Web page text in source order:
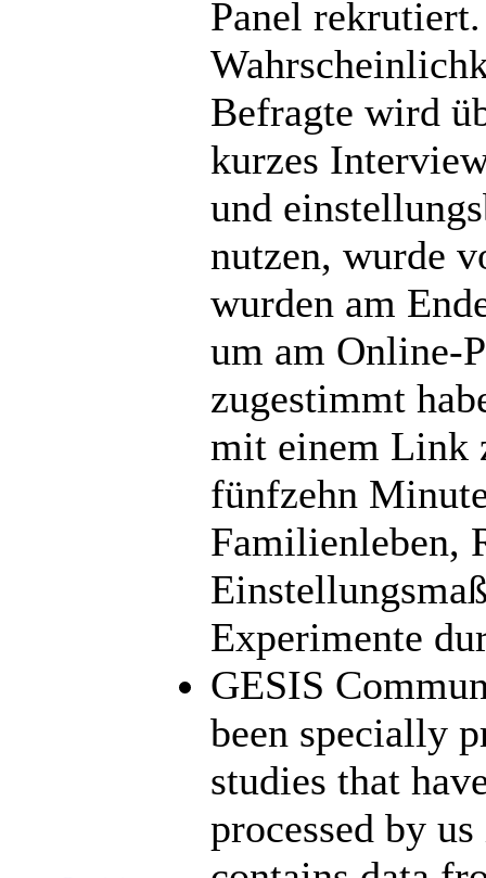
Panel
Befragte wird
kurzes
und
nutzen, wurde
wurden am
um am Online-
zugestimmt
mit einem Link
fünfzehn
Familienleben,
Experimente
GESIS
been specially
studies that
processed by